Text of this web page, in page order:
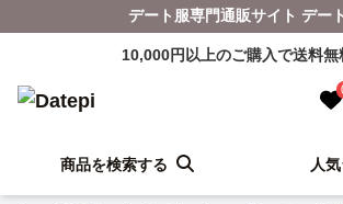
デート服専門通販サイト デー
10,000円以上のご購入で送料無
商品を検索する 人